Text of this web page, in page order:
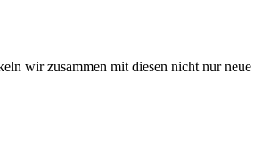
wir zusammen mit diesen nicht nur